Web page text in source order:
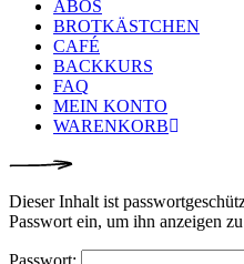
ABOS
BROTKÄSTCHEN
CAFÉ
BACKKURS
FAQ
MEIN KONTO
WARENKORB
Dieser Inhalt ist
Passwort ein, um ihn anzeigen
Passwort: